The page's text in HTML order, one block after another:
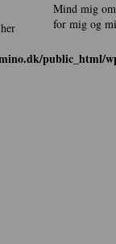
Mind mig
for mig og
public_html/